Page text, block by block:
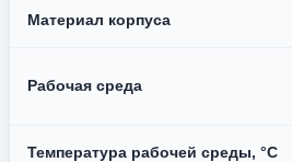
Материал корпуса
Рабочая среда
Температура рабочей среды, °C